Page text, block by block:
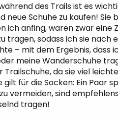
des Trails ist es
neue Schuhe zu kaufen!
ich anfing, waren zwar eine
tragen, sodass ich sie
– mit dem Ergebnis, dass
meine Wanderschuhe
da sie viel
gilt für die Socken: Ein Paar
vermeiden, sind
tragen!